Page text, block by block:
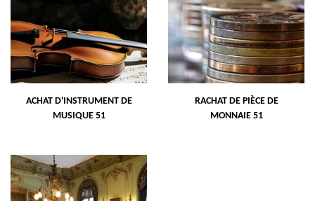
ACHAT D'INSTRUMENT DE
MUSIQUE 51
RACHAT DE PIÈCE DE
MONNAIE 51